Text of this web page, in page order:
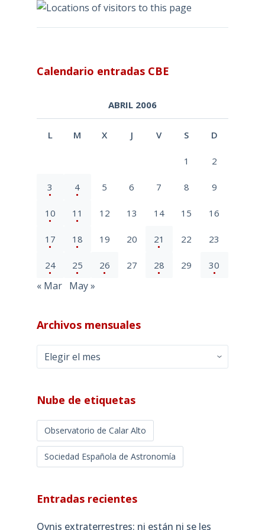
Calendario entradas CBE
ABRIL 2006
L M X J V S D
1 2
3 4 5 6 7 8 9
10 11 12 13 14 15 16
17 18 19 20 21 22 23
24 25 26 27 28 29 30
« Mar May »
Archivos mensuales
Archivos
mensuales
Nube de etiquetas
Observatorio de Calar Alto
Sociedad Española de Astronomía
Entradas recientes
Ovnis extraterrestres: ni están ni se les